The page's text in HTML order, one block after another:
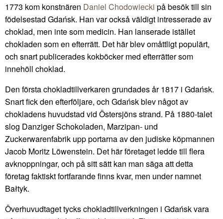
1773 kom konstnären Daniel Chodowiecki på besök till sin
födelsestad Gdańsk. Han var också väldigt intresserade av
choklad, men inte som medicin. Han lanserade istället
chokladen som en efterrätt. Det här blev omåttligt populärt,
och snart publicerades kokböcker med efterrätter som
innehöll choklad.
Den första chokladtillverkaren grundades år 1817 i Gdańsk.
Snart fick den efterföljare, och Gdańsk blev något av
chokladens huvudstad vid Östersjöns strand. På 1880-talet
slog Danziger Schokoladen, Marzipan- und
Zuckerwarenfabrik upp portarna av den judiske köpmannen
Jacob Moritz Löwenstein. Det här företaget ledde till flera
avknoppningar, och på sitt sätt kan man säga att detta
företag faktiskt fortfarande finns kvar, men under namnet
Bałtyk.
Överhuvudtaget tycks chokladtillverkningen i Gdańsk vara